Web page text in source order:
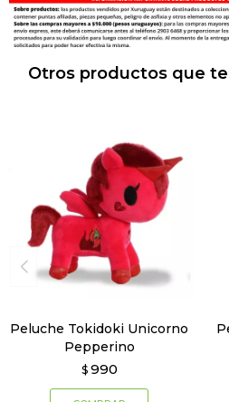
Otros productos que
Peluche Tokidoki Unicorno
Pepperino
$ 990